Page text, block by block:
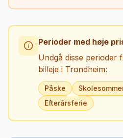
Perioder med høje
Undgå disse perioder
billeje i Trondheim:
Påske
Efterårsferie